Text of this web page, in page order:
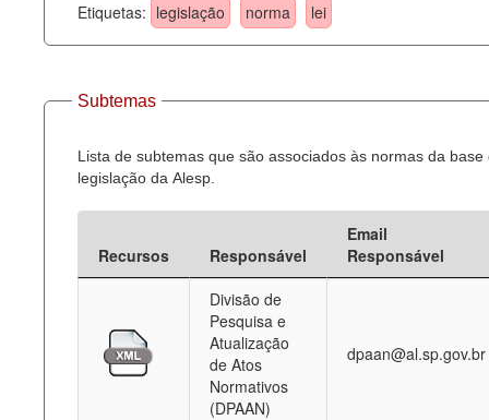
Etiquetas: legislação norma lei
Subtemas
Lista de subtemas que são associados às normas da base
legislação da Alesp.
Recursos Responsável
Email
Responsável
Divisão de
Pesquisa e
Atualização
de Atos
Normativos
(DPAAN)
dpaan@al.sp.gov.br